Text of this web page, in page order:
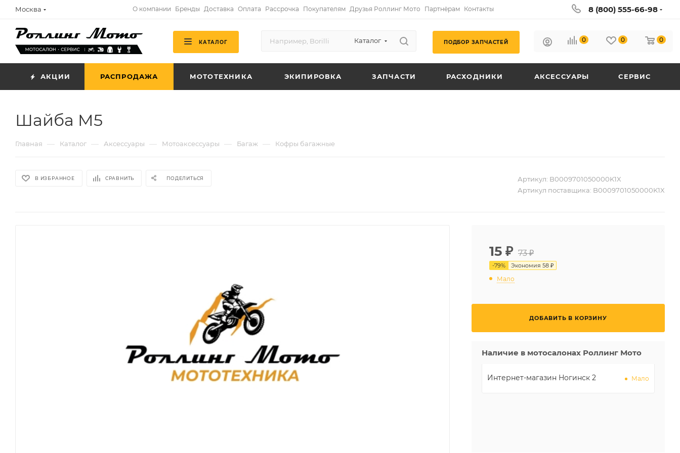
Москва О компании Бренды Доставка Оплата Рассрочка Покупателям Друзья Роллинг Мото Партнёрам Контакты 8 (800) 555-66-98
КАТАЛОГ Каталог ПОДБОР ЗАПЧАСТЕЙ 0 0 0
АКЦИИ РАСПРОДАЖА МОТОТЕХНИКА ЭКИПИРОВКА ЗАПЧАСТИ РАСХОДНИКИ АКСЕССУАРЫ СЕРВИС
Шайба M5
Главная — Каталог — Аксессуары — Мотоаксессуары — Багаж — Кофры багажные
В ИЗБРАННОЕ СРАВНИТЬ ПОДЕЛИТЬСЯ Артикул: B0009701050000K1X
Артикул поставщика: B0009701050000K1X
15 ₽ 73 ₽
-79% Экономия 58 ₽
Мало
ДОБАВИТЬ В КОРЗИНУ
Наличие в мотосалонах Роллинг Мото
Интернет-магазин Ногинск 2 Мало